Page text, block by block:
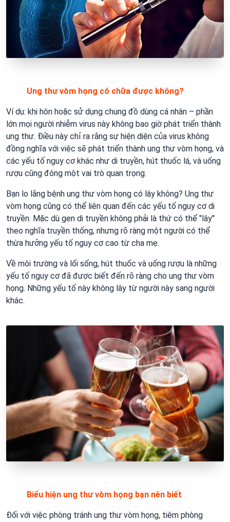
Ung thư vòm họng có chữa được không?
Ví dụ: khi hôn hoặc sử dụng chung đồ dùng cá nhân – phần
lớn mọi người nhiễm virus này không bao giờ phát triển thành
ung thư. Điều này chỉ ra rằng sự hiện diện của virus không
đồng nghĩa với việc sẽ phát triển thành ung thư vòm họng, và
các yếu tố nguy cơ khác như di truyền, hút thuốc lá, và uống
rượu cũng đóng một vai trò quan trọng.
Bạn lo lắng bệnh ung thư vòm họng có lây không? Ung thư
vòm họng cũng có thể liên quan đến các yếu tố nguy cơ di
truyền. Mặc dù gen di truyền không phải là thứ có thể "lây"
theo nghĩa truyền thống, nhưng rõ ràng một người có thể
thừa hưởng yếu tố nguy cơ cao từ cha mẹ.
Về môi trường và lối sống, hút thuốc và uống rượu là những
yếu tố nguy cơ đã được biết đến rõ ràng cho ung thư vòm
họng. Những yếu tố này không lây từ người này sang người
khác.
Biểu hiện ung thư vòm họng bạn nên biết
Đối với việc phòng tránh ung thư vòm họng, tiêm phòng